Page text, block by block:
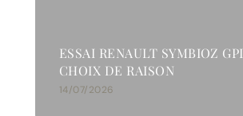
ESSAI RENAULT SYMBIOZ
CHOIX DE RAISON
14/07/2026